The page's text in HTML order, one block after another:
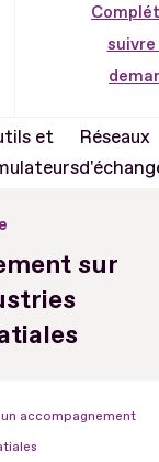
suivre
et
Réseaux
sur
accompagnement